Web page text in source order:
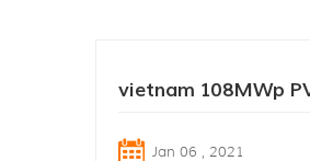
vietnam 108MWp
Jan 06 , 2021